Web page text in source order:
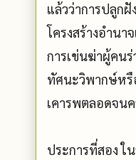
แล้วว่าการปลูก
โครงสร้างอำน
การเข่นฆ่าผู้คน
ทัศนะวิพากษ์หรื
เคารพตลอดจน
ประการที่สอง ใ